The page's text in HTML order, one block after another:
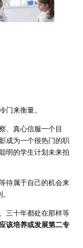
门来衡量。
、真心信服一个目
成为一个很热门的职
明的学生计划未来拍
待属于自己的机会来
三十年都处在那样等
该培养或发展第二专